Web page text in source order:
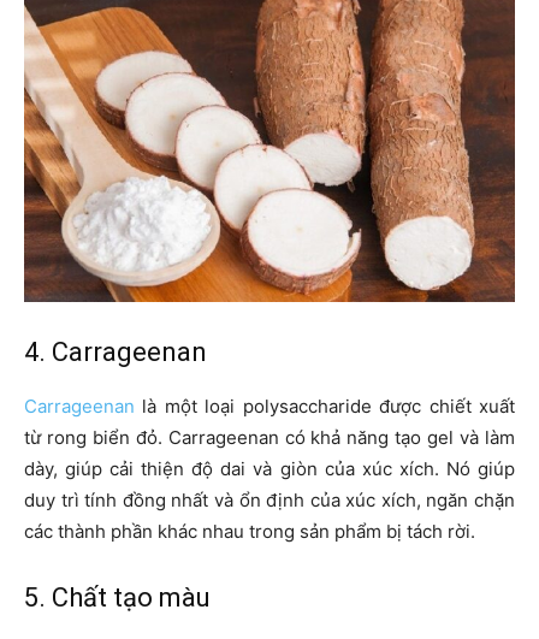
4. Carrageenan
Carrageenan là một loại polysaccharide được chiết xuất
từ rong biển đỏ. Carrageenan có khả năng tạo gel và làm
dày, giúp cải thiện độ dai và giòn của xúc xích. Nó giúp
duy trì tính đồng nhất và ổn định của xúc xích, ngăn chặn
các thành phần khác nhau trong sản phẩm bị tách rời.
5. Chất tạo màu